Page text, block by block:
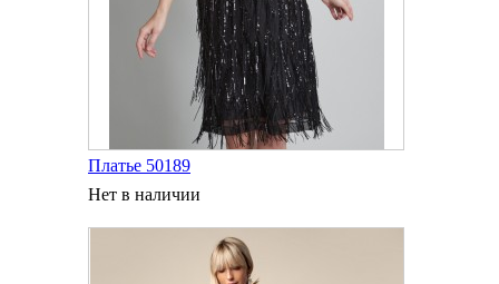
Платье 50189
Нет в наличии